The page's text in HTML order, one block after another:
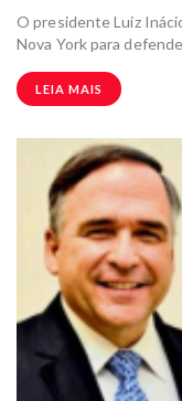
O presidente Luiz
Nova York para
LEIA MAIS